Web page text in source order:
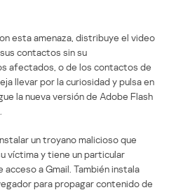
esta amenaza, distribuye el video
contactos sin su
afectados, o de los contactos de
llevar por la curiosidad y pulsa en
la nueva versión de Adobe Flash
un troyano malicioso que
víctima y tiene un particular
a Gmail. También instala
para propagar contenido de